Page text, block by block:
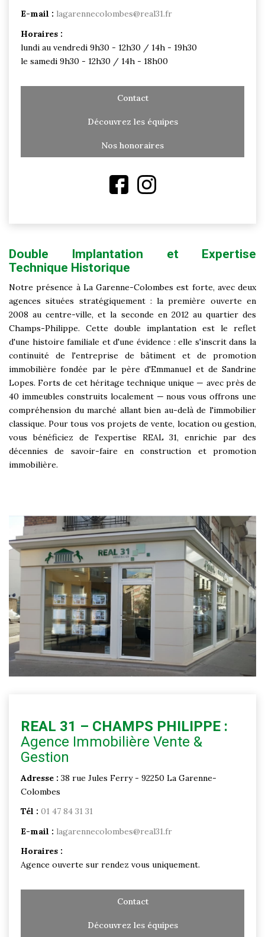
E-mail : lagarennecolombes@real31.fr
Horaires :
lundi au vendredi 9h30 - 12h30 / 14h - 19h30
le samedi 9h30 - 12h30 / 14h - 18h00
Contact
Découvrez les équipes
Nos honoraires
Double Implantation et Expertise
Technique Historique
Notre présence à La Garenne-Colombes est forte, avec deux
agences situées stratégiquement : la première ouverte en
2008 au centre-ville, et la seconde en 2012 au quartier des
Champs-Philippe. Cette double implantation est le reflet
d'une histoire familiale et d'une évidence : elle s'inscrit dans la
continuité de l'entreprise de bâtiment et de promotion
immobilière fondée par le père d'Emmanuel et de Sandrine
Lopes. Forts de cet héritage technique unique — avec près de
40 immeubles construits localement — nous vous offrons une
compréhension du marché allant bien au-delà de l'immobilier
classique. Pour tous vos projets de vente, location ou gestion,
vous bénéficiez de l'expertise REAL 31, enrichie par des
décennies de savoir-faire en construction et promotion
immobilière.
REAL 31 – CHAMPS PHILIPPE :
Agence Immobilière Vente &
Gestion
Adresse : 38 rue Jules Ferry - 92250 La Garenne-
Colombes
Tél : 01 47 84 31 31
E-mail : lagarennecolombes@real31.fr
Horaires :
Agence ouverte sur rendez vous uniquement.
Contact
Découvrez les équipes